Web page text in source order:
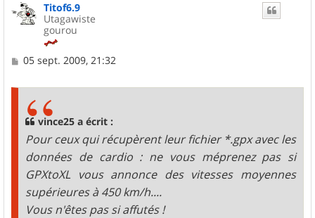
Titof6.9
Utagawiste
gourou
M
05 sept. 2009, 21:32
vince25 a écrit :
Pour ceux qui récupèrent leur fichier *.gpx avec les
données de cardio : ne vous méprenez pas si
GPXtoXL vous annonce des vitesses moyennes
supérieures à 450 km/h....
Vous n'êtes pas si affutés !